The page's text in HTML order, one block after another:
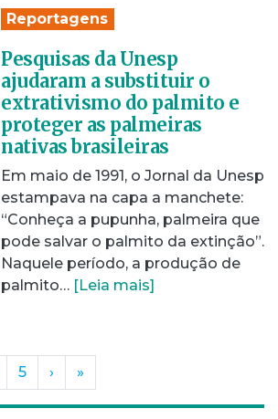
Reportagens
Pesquisas da Unesp
ajudaram a substituir o
extrativismo do palmito e
proteger as palmeiras
nativas brasileiras
Em maio de 1991, o Jornal da Unesp
estampava na capa a manchete:
“Conheça a pupunha, palmeira que
pode salvar o palmito da extinção”.
Naquele período, a produção de
palmito… [Leia mais]
5 › »